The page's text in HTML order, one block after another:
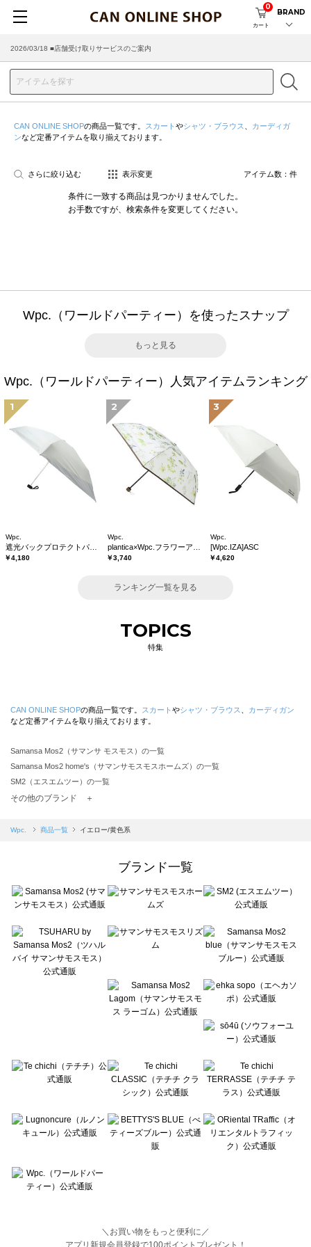
カート
0
BRAND
2026/03/18 ■店舗受け取りサービスのご案内
CAN ONLINE SHOPの商品一覧です。 スカート やシャツ・ブラウス
カーディガ
ンなど定番アイテムを取り揃えております。
さらに絞り込む 表示変更 アイテム数： 件
条件に一致する商品は見つかりませんでした。
お手数ですが、検索条件を変更してください。
Wpc.（ワールドパーティー）を使ったスナップ
もっと見る
Wpc.（ワールドパーティー）人気アイテムランキング
1
Wpc.
￥4,180
2
Wpc.
￥3,740
3
Wpc.
[Wpc.IZA]ASC
￥4,620
ランキング一覧を見る
TOPICS
特集
CAN ONLINE SHOPの商品一覧です。 スカート やシャツ・ブラウス
カーディガン
など定番アイテムを取り揃えております。
Samansa Mos2（サマンサ モスモス）の一覧
Samansa Mos2 home's（サマンサモスモスホームズ）の一覧
SM2（エスエムツー）の一覧
TSUHARU by Samansa Mos2（ツハルバイサマンサモスモス）の一覧
Samansa Mos2 blue（サマンサモスモス ブルー）の一覧
Te chichi（テチチ）の一覧
Te chichi CLASSIC（テチチ クラシック）の一覧
Lugnoncure（ルノンキュール）の一覧
BETTY'S BLUE（べティーズブルー）の一覧
Wpc.（ワールドパーティー）の一覧
その他のブランド ＋
Wpc. 商品一覧 イエロー/黄色系
ブランド一覧
＼お買い物をもっと便利に／
アプリ新規会員登録で100ポイントプレゼント！